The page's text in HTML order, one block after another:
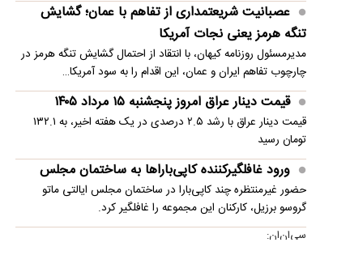
عصبانیت شریعتمداری از تفاهم با عمان؛ گشایش
تنگه هرمز یعنی نجات آمریکا
مدیرمسئول روزنامه کیهان، با انتقاد از احتمال گشایش تنگه هرمز در
چارچوب تفاهم ایران و عمان، این اقدام را به سود آمریکا…
قیمت دینار عراق امروز پنجشنبه ۱۵ مرداد ۱۴۰۵
قیمت دینار عراق با رشد ۲.۵ درصدی در یک هفته اخیر، به ۱۳۲.۱
تومان رسید
ورود غافلگیرکننده کاپی‌باراها به ساختمان مجلس
حضور غیرمنتظره چند کاپی‌بارا در ساختمان مجلس ایالتی ماتو
گروسو برزیل، کارکنان این مجموعه را غافلگیر کرد.
سی‌ان‌ان: